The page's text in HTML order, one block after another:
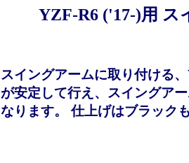
YZF-R6 ('17-)用
スイングアームに取り付ける
が安定して行え、スイングア
なります。 仕上げはブラック